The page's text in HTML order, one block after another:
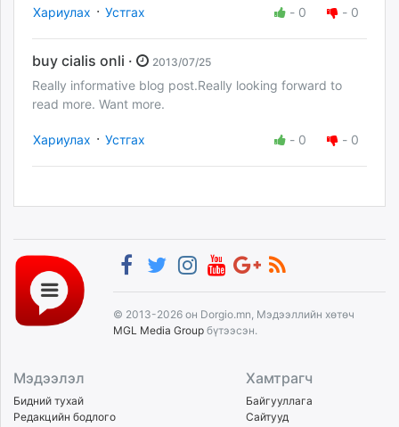
Хариулах · Устгах - 0 - 0
buy cialis onli · 2013/07/25
Really informative blog post.Really looking forward to
read more. Want more.
Хариулах · Устгах - 0 - 0
© 2013-2026 он Dorgio.mn, Мэдээллийн хөтөч
MGL Media Group бүтээсэн.
Мэдээлэл
Бидний тухай
Редакцийн бодлого
Хамтрагч
Байгууллага
Сайтууд